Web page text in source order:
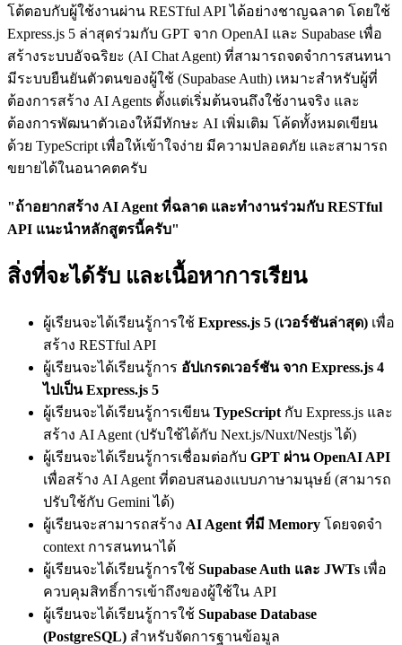
โต้ตอบกับผู้ใช้งานผ่าน RESTful API ได้อย่างชาญฉลาด โดยใช้
Express.js 5 ล่าสุดร่วมกับ GPT จาก OpenAI และ Supabase เพื่อ
สร้างระบบอัจฉริยะ (AI Chat Agent) ที่สามารถจดจำการสนทนา
มีระบบยืนยันตัวตนของผู้ใช้ (Supabase Auth) เหมาะสำหรับผู้ที่
ต้องการสร้าง AI Agents ตั้งแต่เริ่มต้นจนถึงใช้งานจริง และ
ต้องการพัฒนาตัวเองให้มีทักษะ AI เพิ่มเติม โค้ดทั้งหมดเขียน
ด้วย TypeScript เพื่อให้เข้าใจง่าย มีความปลอดภัย และสามารถ
ขยายได้ในอนาคตครับ
"ถ้าอยากสร้าง AI Agent ที่ฉลาด และทำงานร่วมกับ RESTful
API แนะนำหลักสูตรนี้ครับ"
สิ่งที่จะได้รับ และเนื้อหาการเรียน
ผู้เรียนจะได้เรียนรู้การใช้ Express.js 5 (เวอร์ชันล่าสุด) เพื่อ
สร้าง RESTful API
ผู้เรียนจะได้เรียนรู้การ อัปเกรดเวอร์ชัน จาก Express.js 4
ไปเป็น Express.js 5
ผู้เรียนจะได้เรียนรู้การเขียน TypeScript กับ Express.js และ
สร้าง AI Agent (ปรับใช้ได้กับ Next.js/Nuxt/Nestjs ได้)
ผู้เรียนจะได้เรียนรู้การเชื่อมต่อกับ GPT ผ่าน OpenAI API
เพื่อสร้าง AI Agent ที่ตอบสนองแบบภาษามนุษย์ (สามารถ
ปรับใช้กับ Gemini ได้)
ผู้เรียนจะสามารถสร้าง AI Agent ที่มี Memory โดยจดจำ
context การสนทนาได้
ผู้เรียนจะได้เรียนรู้การใช้ Supabase Auth และ JWTs เพื่อ
ควบคุมสิทธิ์การเข้าถึงของผู้ใช้ใน API
ผู้เรียนจะได้เรียนรู้การใช้ Supabase Database
(PostgreSQL) สำหรับจัดการฐานข้อมูล